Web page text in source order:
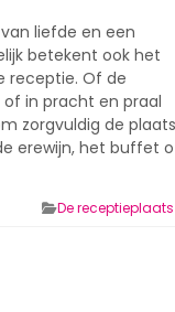
liefde en een
betekent ook het
receptie. Of de
in pracht en praal
zorgvuldig de plaats
erewijn, het buffet o
De receptieplaats